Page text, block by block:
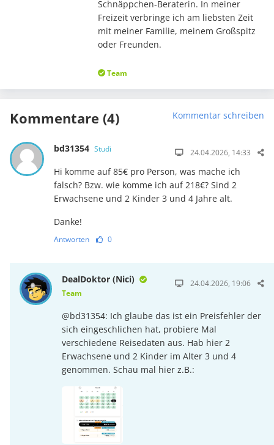
Schnäppchen-Beraterin. In meiner
Freizeit verbringe ich am liebsten Zeit
mit meiner Familie, meinem Großspitz
oder Freunden.
Team
Kommentare (4) Kommentar schreiben
bd31354 Studi 24.04.2026, 14:33
Hi komme auf 85€ pro Person, was mache ich
falsch? Bzw. wie komme ich auf 218€? Sind 2
Erwachsene und 2 Kinder 3 und 4 Jahre alt.
Danke!
Antworten 0
DealDoktor (Nici)
Team
24.04.2026, 19:06
@bd31354: Ich glaube das ist ein Preisfehler der
sich eingeschlichen hat, probiere Mal
verschiedene Reisedaten aus. Hab hier 2
Erwachsene und 2 Kinder im Alter 3 und 4
genommen. Schau mal hier z.B.: